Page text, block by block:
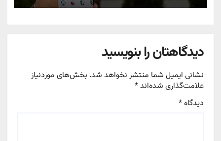
دیدگاهتان را بنویسید
نشانی ایمیل شما منتشر نخواهد شد. بخش‌های موردنیاز
علامت‌گذاری شده‌اند*
دیدگاه*